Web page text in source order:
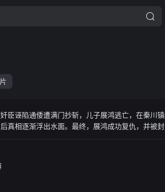
臣诬陷通倭遭满门抄斩，儿子展鸿逃亡，在秦川
真相逐渐浮出水面。最终，展鸿成功复仇，并被